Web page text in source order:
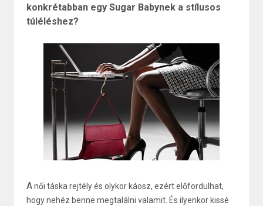
konkrétabban egy Sugar Babynek a stílusos
túléléshez?
Anői táska rejtély és olykor káosz, ezért előfordulhat,
hogy nehéz benne megtalálni valamit. És ilyenkor kissé